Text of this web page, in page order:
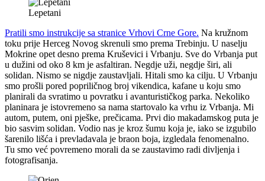
Lepetani
Pratili smo instrukcije sa stranice Vrhovi Crne Gore. Na kružnom
toku prije Herceg Novog skrenuli smo prema Trebinju. U naselju
Mokrine opet desno prema Kruševici i Vrbanju. Sve do Vrbanja put
u dužini od oko 8 km je asfaltiran. Negdje uži, negdje širi, ali
solidan. Nismo se nigdje zaustavljali. Hitali smo ka cilju. U Vrbanju
smo prošli pored popriličnog broj vikendica, kafane u koju smo
planirali da svratimo u povratku i avanturističkog parka. Nekoliko
planinara je istovremeno sa nama startovalo ka vrhu iz Vrbanja. Mi
autom, putem, oni pješke, prečicama. Prvi dio makadamskog puta je
bio sasvim solidan. Vodio nas je kroz šumu koja je, iako se izgubilo
šarenilo lišća i prevladavala je braon boja, izgledala fenomenalno.
Tu smo već povremeno morali da se zaustavimo radi divljenja i
fotografisanja.